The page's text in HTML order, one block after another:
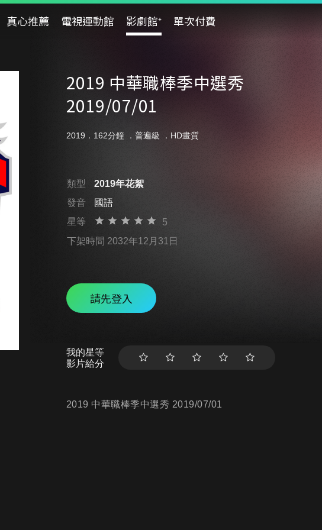
真心推薦 電視運動館 影劇館⁺ 單次付費
2019 中華職棒季中選秀
2019/07/01
2019．162分鐘 ． 普遍級 ．HD畫質
類型
2019年花絮
發音
國語
星等
5
下架時間 2032年12月31日
請先登入
我的星等
影片給分
2019 中華職棒季中選秀 2019/07/01